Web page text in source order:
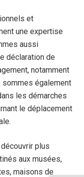
et
une expertise
aussi
déclaration de
notamment
sommes également
les démarches
le déplacement
plus
aux musées,
maisons de